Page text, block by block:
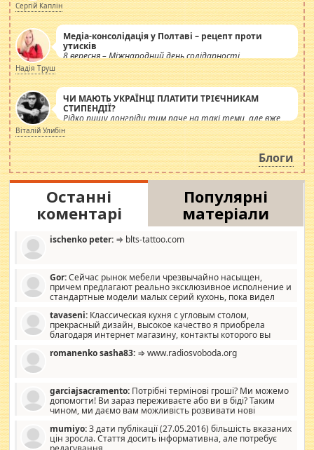
Сергій Каплін
Медіа-консолідація у Полтаві – рецепт проти
утисків
8 вересня – Міжнародний день солідарності
журналістів.
Надія Труш
ЧИ МАЮТЬ УКРАЇНЦІ ПЛАТИТИ ТРІЄЧНИКАМ
СТИПЕНДІЇ?
Рідко пишу лонгріди тим паче на такі теми, але вже
просто дістало! Обурюють сьогоднішні інсенуації
навколо стипендіального питання. Штучно
роздувається ще одна соціальна катастрофа.
Віталій Улибін
Блоги
Останні
коментарі
Популярні
матеріали
ischenko peter: ⇒ blts-tattoo.com
Gor:Сейчас рынок мебели чрезвычайно насыщен,
причем предлагают реально эксклюзивное исполнение и
стандартные модели малых серий кухонь, пока видел
стандартные формы, в MebelOk, креативненько и что главное -
со вкусом все в порядке, без ненужных наворотов удорожающих
мебель, а это не последний фактор.
tavaseni: Классическая кухня с угловым столом,
прекрасный дизайн, высокое качество я приобрела
благодаря интернет магазину, контакты которого вы
romanenko sasha83: ⇒ www.radiosvoboda.org
garciajsacramento: Потрібні термінові гроші? Ми можемо
допомогти! Ви зараз переживаєте або ви в біді? Таким
чином, ми даємо вам можливість розвивати нові
допомагати людям, які намагаються дати їм шанс. Кожен
заслуговує на другий шанс, і, оскільки влада не зможе, вони
mumiyo:З дати публікації (27.05.2016) більшість вказаних
цін зросла. Стаття досить інформативна, але потребує